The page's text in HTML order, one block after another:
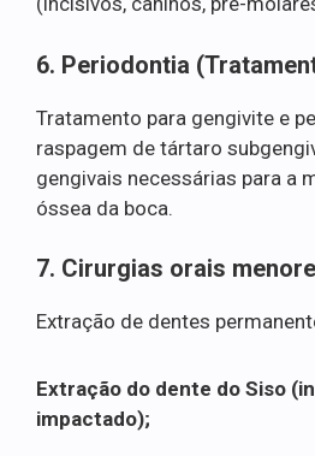
6. Periodontia
Tratamento para gengivite e
raspagem de tártaro
gengivais necessárias para a
óssea da boca.
7. Cirurgias orais
Extração de dentes
Extração do dente do Siso
impactado);